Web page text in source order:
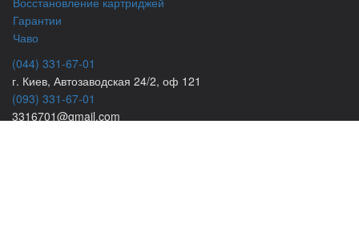
Гарантии
Чаво
(044) 331-67-01
г. Киев, Автозаводская 24/2, оф 121
(093) 331-67-01
3316701@gmail.com